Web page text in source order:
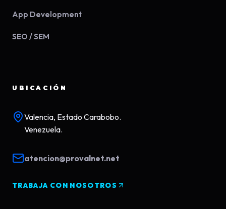
App Development
SEO / SEM
UBICACIÓN
Valencia, Estado Carabobo.
Venezuela.
atencion@provalnet.net
TRABAJA CON NOSOTROS